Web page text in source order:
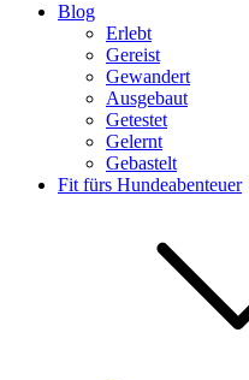
Blog
Erlebt
Gereist
Gewandert
Ausgebaut
Getestet
Gelernt
Gebastelt
Fit fürs Hundeabenteuer